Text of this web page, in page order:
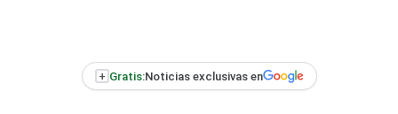
+ Gratis:Noticias exclusivas en